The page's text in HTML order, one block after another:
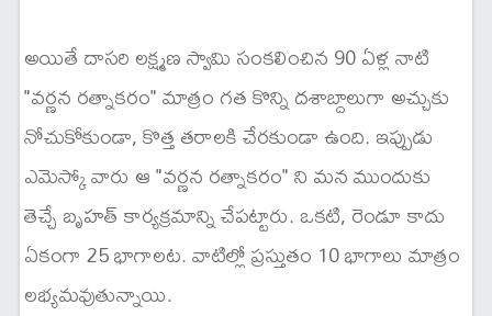
అయితే దాసరి లక్ష్మణ స్వామి సంకలించిన 90 ఏళ్ల నాటి
"వర్ణన రత్నాకరం" మాత్రం గత కొన్ని దశాబ్దాలుగా అచ్చుకు
నోచుకోకుండా, కొత్త తరాలకి చేరకుండా ఉంది. ఇప్పుడు
ఎమెస్కో వారు ఆ "వర్ణన రత్నాకరం" ని మన ముందుకు
తెచ్చే బృహత్ కార్యక్రమాన్ని చేపట్టారు. ఒకటి, రెండూ కాదు
ఏకంగా 25 భాగాలట. వాటిల్లో ప్రస్తుతం 10 భాగాలు మాత్రం
లభ్యమవుతున్నాయి.